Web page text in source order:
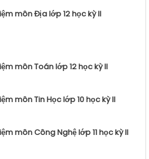
môn Địa lớp 12 học kỳ II
môn Toán lớp 12 học kỳ II
môn Tin Học lớp 10 học kỳ II
môn Công Nghệ lớp 11 học kỳ II